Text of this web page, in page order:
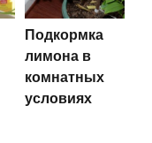
Подкормка
лимона в
комнатных
условиях